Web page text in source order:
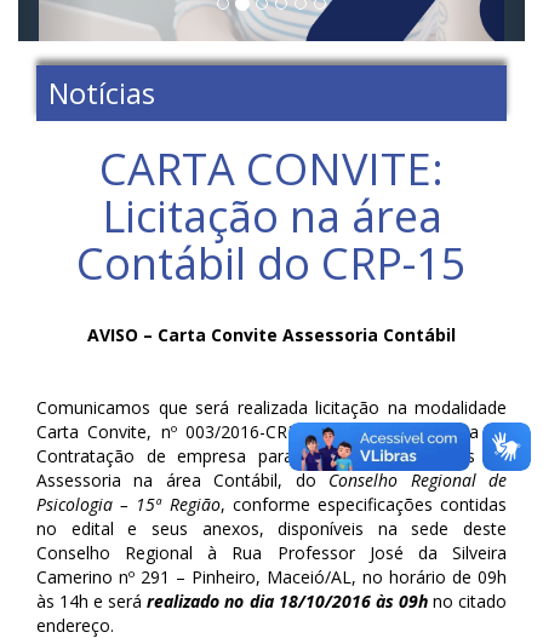
Notícias
CARTA CONVITE:
Licitação na área
Contábil do CRP-15
AVISO – Carta Convite Assessoria Contábil
Comunicamos que será realizada licitação na modalidade
Carta Convite, nº 003/2016-CRP-15, cujo objeto trata da
Contratação de empresa para desenvolver serviços de
Assessoria na área Contábil, do Conselho Regional de
Psicologia – 15ª Região, conforme especificações contidas
no edital e seus anexos, disponíveis na sede deste
Conselho Regional à Rua Professor José da Silveira
Camerino nº 291 – Pinheiro, Maceió/AL, no horário de 09h
às 14h e serárealizado no dia 18/10/2016 às 09hno citado
endereço.